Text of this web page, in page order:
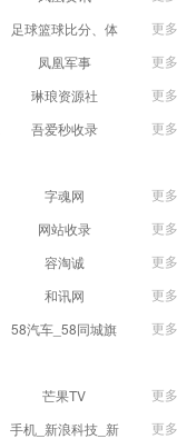
足球篮球比分、体
育赛果直播|让足球
更多
凤凰军事
更多
琳琅资源社
更多
吾爱秒收录
收录
更多
字魂网
更多
网站收录
更多
容淘诚
更多
和讯网
更多
58汽车_58同城旗
更多
芒果TV
更多
手机_新浪科技_新
更多